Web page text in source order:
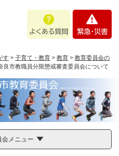
あ
問
・
す > 子育て・教育 > 教育 > 教育委員会の
良市教職員分限懲戒審査委員会について
会メニュー